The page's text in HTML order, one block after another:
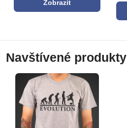
Zobrazit
Navštívené produkty